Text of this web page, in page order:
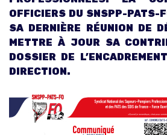
OFFICIERS DU SNSPP-PATS-
SA DERNIÈRE RÉUNION DE
METTRE À JOUR SA
DOSSIER DE
DIRECTION.